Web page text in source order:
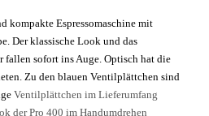
kompakte Espressomaschine mit
Der klassische Look und das
fallen sofort ins Auge. Optisch hat die
Zu den blauen Ventilplättchen sind
Ventilplättchen im Lieferumfang
der Pro 400 im Handumdrehen